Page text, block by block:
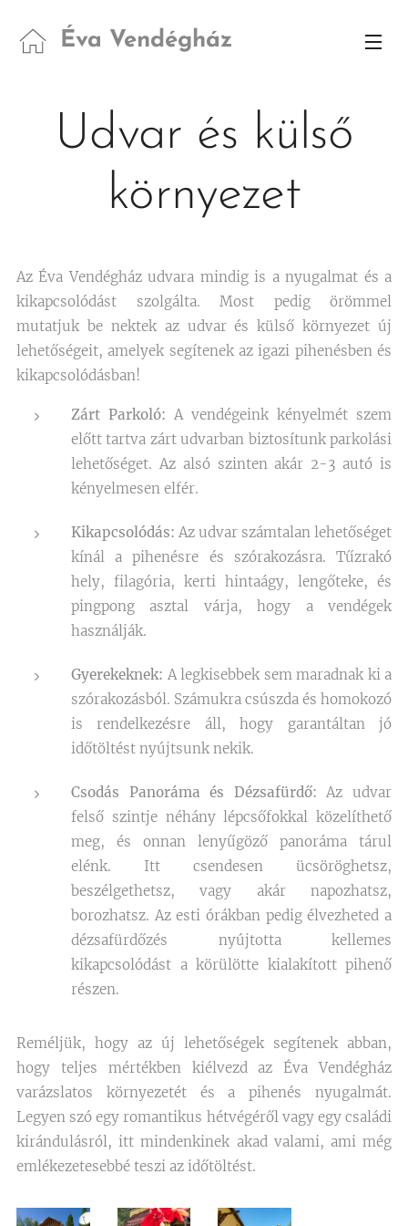
Éva Vendégház
Udvar és külső
környezet
Az Éva Vendégház udvara mindig is a nyugalmat és a
kikapcsolódást szolgálta. Most pedig örömmel
mutatjuk be nektek az udvar és külső környezet új
lehetőségeit, amelyek segítenek az igazi pihenésben és
kikapcsolódásban!
Zárt Parkoló: A vendégeink kényelmét szem
előtt tartva zárt udvarban biztosítunk parkolási
lehetőséget. Az alsó szinten akár 2-3 autó is
kényelmesen elfér.
Kikapcsolódás: Az udvar számtalan lehetőséget
kínál a pihenésre és szórakozásra. Tűzrakó
hely, filagória, kerti hintaágy, lengőteke, és
pingpong asztal várja, hogy a vendégek
használják.
Gyerekeknek: A legkisebbek sem maradnak ki a
szórakozásból. Számukra csúszda és homokozó
is rendelkezésre áll, hogy garantáltan jó
időtöltést nyújtsunk nekik.
Csodás Panoráma és Dézsafürdő: Az udvar
felső szintje néhány lépcsőfokkal közelíthető
meg, és onnan lenyűgöző panoráma tárul
elénk. Itt csendesen ücsöröghetsz,
beszélgethetsz, vagy akár napozhatsz,
borozhatsz. Az esti órákban pedig élvezheted a
dézsafürdőzés nyújtotta kellemes
kikapcsolódást a körülötte kialakított pihenő
részen.
Reméljük, hogy az új lehetőségek segítenek abban,
hogy teljes mértékben kiélvezd az Éva Vendégház
varázslatos környezetét és a pihenés nyugalmát.
Legyen szó egy romantikus hétvégéről vagy egy családi
kirándulásról, itt mindenkinek akad valami, ami még
emlékezetesebbé teszi az időtöltést.